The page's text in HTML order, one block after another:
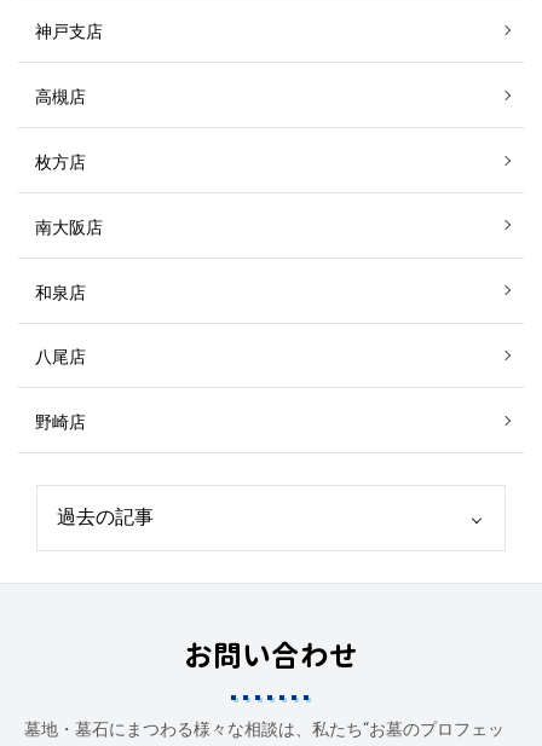
神戸支店
高槻店
枚方店
南大阪店
和泉店
八尾店
野崎店
お問い合わせ
墓地・墓石にまつわる様々な相談は、私たち“お墓のプロフェッ